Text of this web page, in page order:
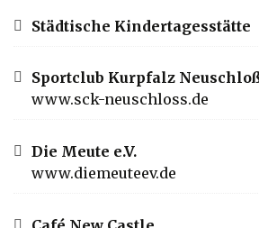
Städtische Kindertagesstätte
Sportclub Kurpfalz Neuschloß
www.sck-neuschloss.de
Die Meute e.V.
www.diemeuteev.de